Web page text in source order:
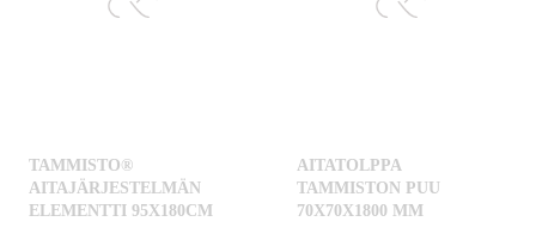
TAMMISTO®
AITAJÄRJESTELMÄN
ELEMENTTI 95X180CM
AITATOLPPA
TAMMISTON PUU
70X70X1800 MM